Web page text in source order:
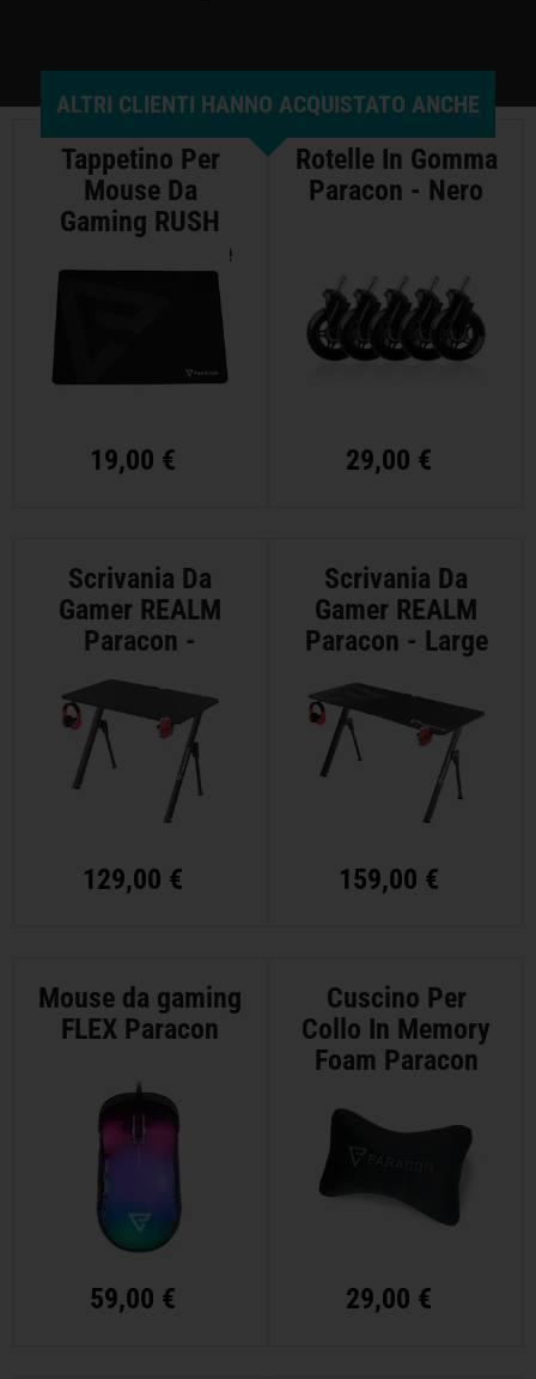
ALTRI CLIENTI HANNO ACQUISTATO ANCHE
Tappetino Per
Mouse Da
Gaming RUSH
Paracon - Large
19,00 €
Rotelle In Gomma
Paracon - Nero
29,00 €
Scrivania Da
Gamer REALM
Paracon -
Medium
129,00 €
Scrivania Da
Gamer REALM
Paracon - Large
159,00 €
Mouse da gaming
FLEX Paracon
59,00 €
Cuscino Per
Collo In Memory
Foam Paracon
29,00 €